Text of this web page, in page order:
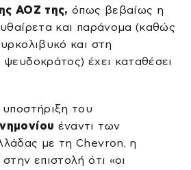
ΑΟΖ της,όπως βεβαίως η
και παράνομα (καθώς
και στη
έχει καταθέσει
του
έναντι των
με τη Chevron, η
επιστολή ότι «οι